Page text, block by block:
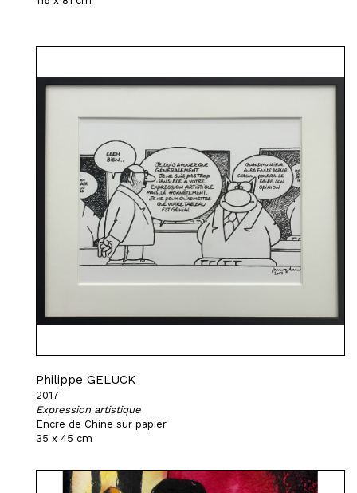
Philippe GELUCK
2017
Expression artistique
Encre de Chine sur papier
35 x 45 cm